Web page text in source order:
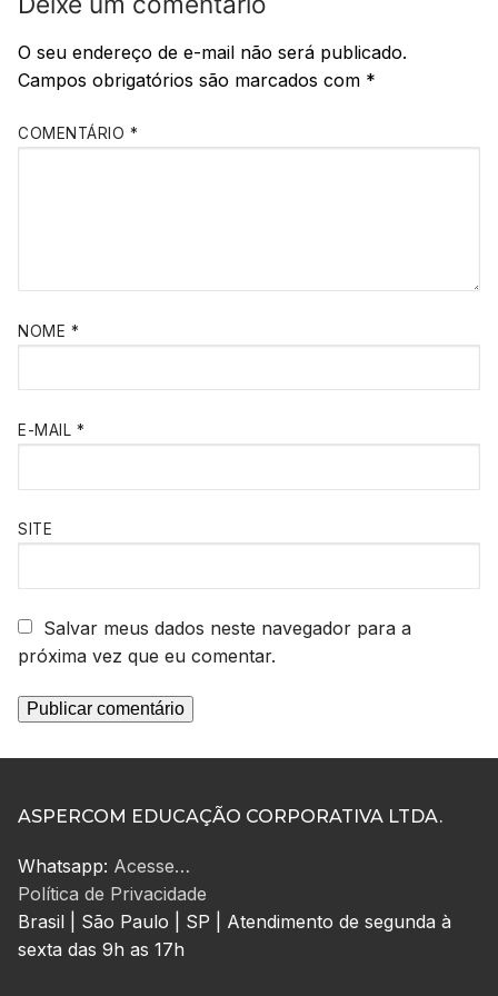
O seu endereço de e-mail não será publicado.
Campos obrigatórios são marcados com *
COMENTÁRIO *
NOME *
E-MAIL *
SITE
Salvar meus dados neste navegador para a
próxima vez que eu comentar.
ASPERCOM EDUCAÇÃO CORPORATIVA LTDA.
Whatsapp: Acesse…
Política de Privacidade
Brasil | São Paulo | SP | Atendimento de segunda à
sexta das 9h as 17h